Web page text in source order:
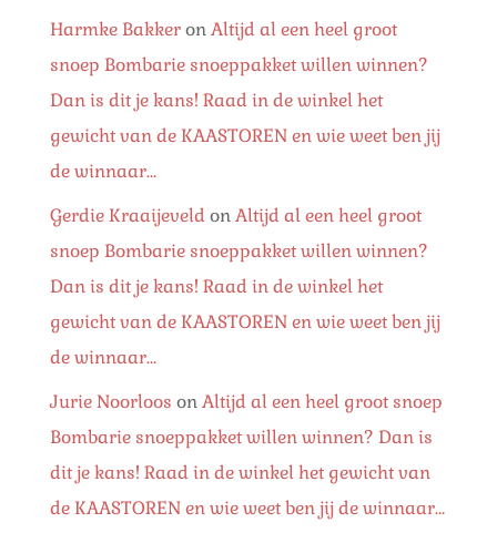
Harmke BakkeronAltijd al een heel groot
snoep Bombarie snoeppakket willen winnen?
Dan is dit je kans! Raad in de winkel het
gewicht van de KAASTOREN en wie weet ben jij
de winnaar…
Gerdie KraaijeveldonAltijd al een heel groot
snoep Bombarie snoeppakket willen winnen?
Dan is dit je kans! Raad in de winkel het
gewicht van de KAASTOREN en wie weet ben jij
de winnaar…
Jurie Noorloos onAltijd al een heel groot snoep
Bombarie snoeppakket willen winnen? Dan is
dit je kans! Raad in de winkel het gewicht van
de KAASTOREN en wie weet ben jij de winnaar…